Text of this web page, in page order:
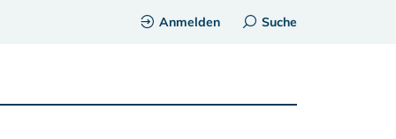
Anmelden Suche